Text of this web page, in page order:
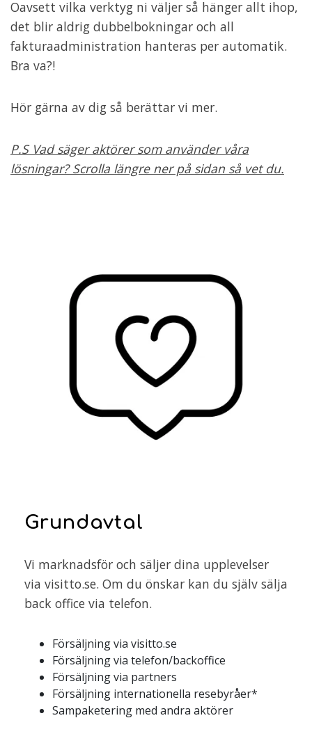
Oavsett vilka verktyg ni väljer så hänger allt ihop,
det blir aldrig dubbelbokningar och all
fakturaadministration hanteras per automatik.
Bra va?!
Hör gärna av dig så berättar vi mer.
P.S Vad säger aktörer som använder våra
lösningar? Scrolla längre ner på sidan så vet du.
Grundavtal
Vi marknadsför och säljer dina upplevelser
via visitto.se. Om du önskar kan du själv sälja
back office via telefon.
Försäljning via visitto.se
Försäljning via telefon/backoffice
Försäljning via partners
Försäljning internationella resebyråer*
Sampaketering med andra aktörer